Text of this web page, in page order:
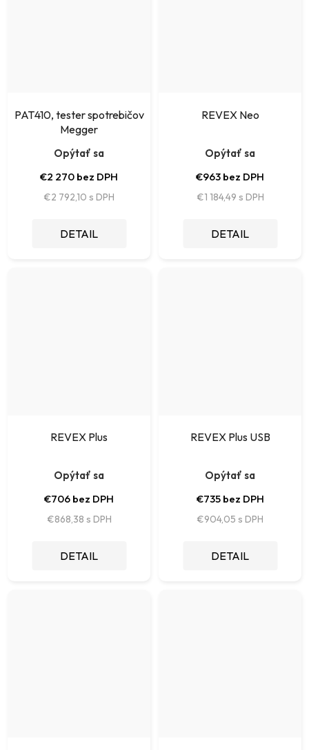
PAT410, tester spotrebičov
Megger
Opýtať sa
€2 270 bez DPH
€2 792,10
DETAIL
REVEX Neo
Opýtať sa
€963 bez DPH
€1 184,49
DETAIL
REVEX Plus
Opýtať sa
€706 bez DPH
€868,38
DETAIL
REVEX Plus USB
Opýtať sa
€735 bez DPH
€904,05
DETAIL